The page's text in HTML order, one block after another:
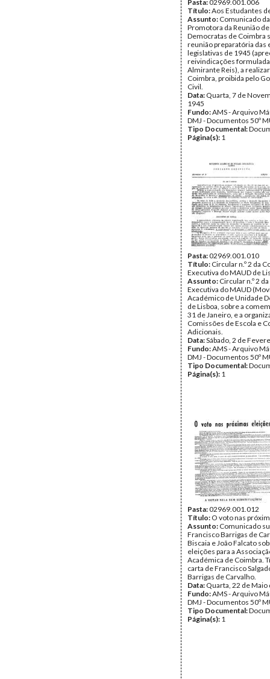
Pasta:02969.001.006
Título:Aos Estudantes
Assunto: Comunicado
Promotora da Reunião
Democratas de Coimbra
reunião preparatória das
legislativas de 1945
reivindicações
Almirante Reis), a
Coimbra, proibida pelo
Civil.
Data: Quarta, 7 de
1945
Fundo:AMS - Arquivo
DMJ - Documentos 50º
Tipo Documental:
Página(s): 1
Pasta:02969.001.010
Título: Circular n.º 2 da
Executiva do MAUD de
Assunto: Circular n.º 2
Executiva do MAUD
Académico de Unidade
de Lisboa, sobre a
31 de Janeiro, e a
Comissões de Escola e
Adicionais.
Data:Sábado, 2 de
Fundo:AMS - Arquivo
DMJ - Documentos 50º
Tipo Documental:
Página(s): 1
Pasta:02969.001.012
Título: O voto nas
Assunto: Comunicado
Francisco Barrigas de
Biscaia e João Falcato
eleições para a
Académica de Coimbra.
carta de Francisco
Barrigas de Carvalho.
Data: Quarta, 22 de Maio
Fundo:AMS - Arquivo
DMJ - Documentos 50º
Tipo Documental:
Página(s): 1